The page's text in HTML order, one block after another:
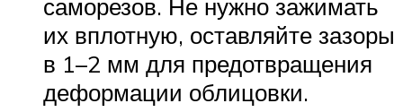
саморезов. Не нужно зажимать
их вплотную, оставляйте зазоры
в 1–2 мм для предотвращения
деформации облицовки.